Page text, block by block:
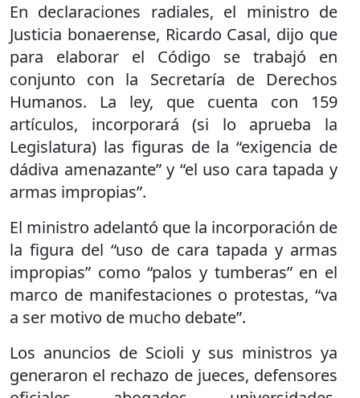
En declaraciones radiales, el ministro de
Justicia bonaerense, Ricardo Casal, dijo que
para elaborar el Código se trabajó en
conjunto con la Secretaría de Derechos
Humanos. La ley, que cuenta con 159
artículos, incorporará (si lo aprueba la
Legislatura) las figuras de la “exigencia de
dádiva amenazante” y “el uso cara tapada y
armas impropias”.
El ministro adelantó que la incorporación de
la figura del “uso de cara tapada y armas
impropias” como “palos y tumberas” en el
marco de manifestaciones o protestas, “va
a ser motivo de mucho debate”.
Los anuncios de Scioli y sus ministros ya
generaron el rechazo de jueces, defensores